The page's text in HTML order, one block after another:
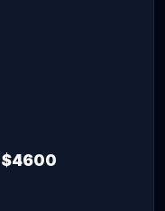
$4600